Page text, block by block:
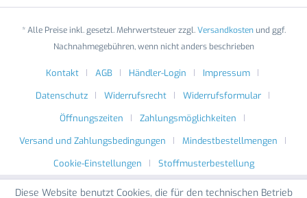
* Alle Preise inkl. gesetzl. Mehrwertsteuer zzgl.Versandkostenund ggf.
Nachnahmegebühren, wenn nicht anders beschrieben
Kontakt AGB Händler-Login
Impressum
Datenschutz
Widerrufsrecht
Widerrufsformular
Öffnungszeiten
Zahlungsmöglichkeiten
Versand und Zahlungsbedingungen
Mindestbestellmengen
Cookie-Einstellungen
Stoffmusterbestellung
Diese Website benutzt Cookies, die für den technischen Betrieb